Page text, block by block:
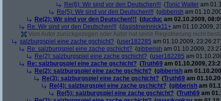
Re(6): Wir sind vor den Deutschen!!! (Tonic Walter am
Re(5): Wir sind vor den Deutschen!!! (gibberish am
Re(2): Wir sind vor den Deutschen!!! (ducduc am 02.10.2009,
Re: Wir sind vor den Deutschen!!! (dasistmeinnick11+ am 01.10.2009,
Vom Autor zurückgezogen oder Autor hat seine Registrierung nicht
salzburgspiel eine zache gschicht? (user182285 am 01.10.2009,
Re: salzburgspiel eine zache gschicht? (gibberish am 01.10.2009,
Re(2): salzburgspiel eine zache gschicht? (user182285 am
Re: salzburgspiel eine zache gschicht? (Truth69 am 01.10.2009,
Re(2): salzburgspiel eine zache gschicht? (gibberish am
Re(3): salzburgspiel eine zache gschicht? (Truth69 am
Re(4): salzburgspiel eine zache gschicht? (gibberish am
Re(5): salzburgspiel eine zache gschicht? (Truth69 am